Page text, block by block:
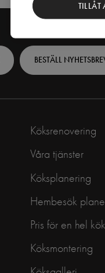
BESTÄLL
Köksrenovering
Våra tjänster
Köksplanering
Hembesök
Pris för en hel
Köksmontering
TILLÅT